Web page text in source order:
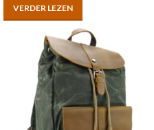
VERDER LEZEN